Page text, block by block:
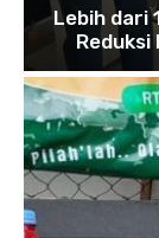
Lebih dari
Reduksi